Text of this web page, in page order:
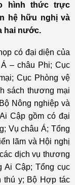
hình thức trực
hệ hữu nghị và
hai nước.
có đại diện của
– châu Phi; Cục
Cục Phòng vệ
sách thương mại
Nông nghiệp và
Cập gồm có đại
Vụ châu Á; Tổng
lãm và Hội nghị
dịch vụ thương
Ai Cập; Tổng cục
thú y; Bộ Hợp tác